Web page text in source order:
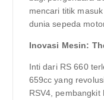
mencari titik
dunia sepeda
Inovasi Mesin:
Inti dari RS 660
659cc yang
RSV4,